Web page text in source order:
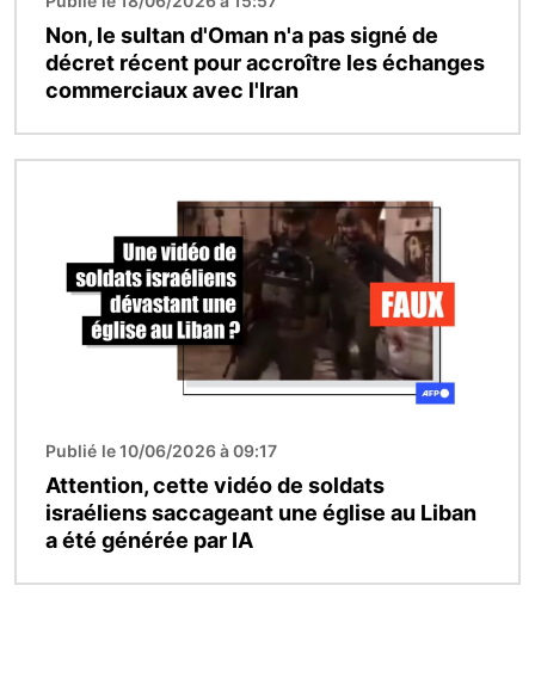
Non, le sultan d'Oman n'a pas signé de
décret récent pour accroître les échanges
commerciaux avec l'Iran
Publié le 10/06/2026 à 09:17
Attention, cette vidéo de soldats
israéliens saccageant une église au Liban
a été générée par IA